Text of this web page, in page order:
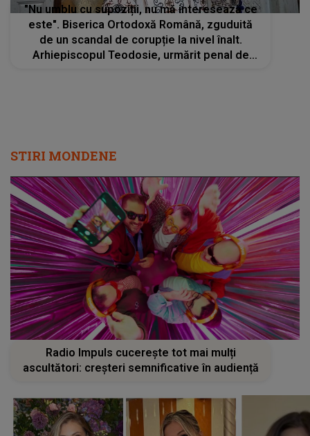
"Nu umblu cu supoziții, nu mă interesează ce
este". Biserica Ortodoxă Română, zguduită
de un scandal de corupție la nivel înalt.
Arhiepiscopul Teodosie, urmărit penal de
STIRI MONDENE
Radio Impuls cucerește tot mai mulți
ascultători: creșteri semnificative în audiență